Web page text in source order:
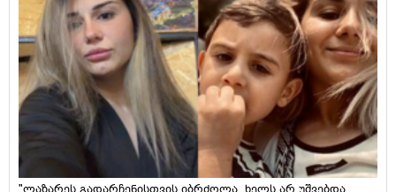
"ლაზარეს გადარჩენისთვის იბრძოლა, ხელს არ უშვებდა…